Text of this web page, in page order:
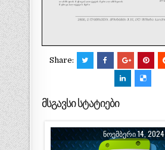
Share:
მსგავსი სტატიები
ᲜᲝᲔᲛᲑᲔᲠᲘ 14, 2024